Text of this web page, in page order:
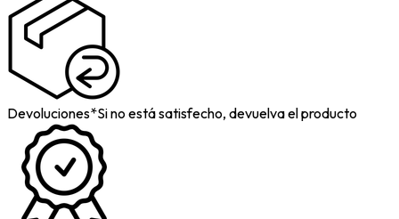
Devoluciones*Si no está satisfecho, devuelva el producto